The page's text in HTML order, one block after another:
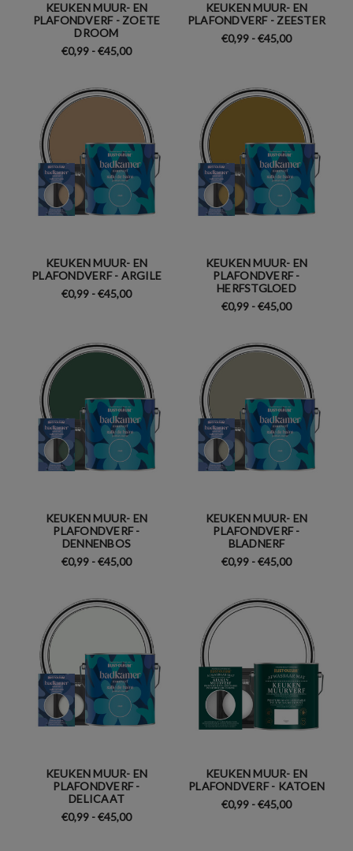
KEUKEN MUUR- EN
PLAFONDVERF - ZOETE
DROOM
€0,99 - €45,00
KEUKEN MUUR- EN
PLAFONDVERF - ZEESTER
€0,99 - €45,00
KEUKEN MUUR- EN
PLAFONDVERF - ARGILE
€0,99 - €45,00
KEUKEN MUUR- EN
PLAFONDVERF -
HERFSTGLOED
€0,99 - €45,00
KEUKEN MUUR- EN
PLAFONDVERF -
DENNENBOS
€0,99 - €45,00
KEUKEN MUUR- EN
PLAFONDVERF -
BLADNERF
€0,99 - €45,00
KEUKEN MUUR- EN
PLAFONDVERF -
DELICAAT
€0,99 - €45,00
KEUKEN MUUR- EN
PLAFONDVERF - KATOEN
€0,99 - €45,00